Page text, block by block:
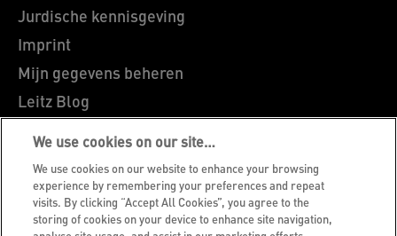
Jurdische kennisgeving
Imprint
Mijn gegevens beheren
Leitz Blog
Vacatures
Leitz EasyPrint
Klantenservice
Richtlijnen bij recycling van verpakkingen
We use cookies on our site…
We use cookies on our website to enhance your browsing
experience by remembering your preferences and repeat
visits. By clicking “Accept All Cookies”, you agree to the
storing of cookies on your device to enhance site navigation,